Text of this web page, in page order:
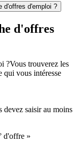
d'offres d'emploi ?
d'offres
?Vous trouverez les
qui vous intéresse
devez saisir au moins
d'offre »